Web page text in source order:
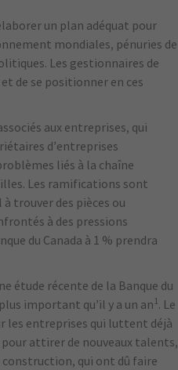
un plan adéquat pour
mondiales, pénuries de
Les gestionnaires de
de se positionner en ces
aux entreprises, qui
d’entreprises
liés à la chaîne
Les ramifications sont
trouver des pièces ou
à des pressions
du Canada à 1 % prendra
étude récente de la Banque du
important qu’il y a un an 1 . Le
les entreprises qui luttent déjà
attirer de nouveaux talents,
construction, qui ont dû faire